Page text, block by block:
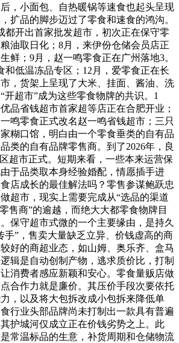
，小面包、自热暖锅等速食也起头呈现
扩品的脚步迈过了零食和速食的鸿沟。
都开出首家批发超市，初次正在保守零
油取日化；8月，来伊份仓储会员店正
鲜；9月，赵一鸣零食正在广州落地3。
和低温冻品专区；12月，爱零食正在长
，货架上呈现了大米、挂面、酱油、洗
开超市”成为这些零食物牌的共识。1
品省钱超市首家超等店正在合肥开业；
鸣零食正式改名赵一鸣省钱超市；三只
糊口馆，明白由一个零食垂类的自有品
类的自有品牌零售商。到了2026年，良
超市正式。短期来看，一些本来运营保
于品类取本身经验婚配，情愿插手进
店成长的最佳解法吗？零售参谋鲍跃忠
超市，现实上需要完成从“选品的渠道
售商”的逾越，而绝大大都零食物牌目
保守超市式微的一个主要缘由，是持久
手”，售卖大量缺乏立异、价钱虚高的商
好的商超业态，如山姆、奥乐齐、盒马
辑是自动创制产物，逃求质价比，打制
消费者感应新颖和安心。零食量贩店做
合作力就是廉价。其压价手段次要依托
，以及将大包拆改成小包拆来降低单
行业头部品牌尚未打制出一款具有普遍
护城河仅成立正在价钱劣势之上。此
常温标品的生意，补货周期和仓储物流